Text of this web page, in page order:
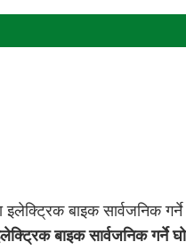
बाइक सार्वजनिक गर्ने